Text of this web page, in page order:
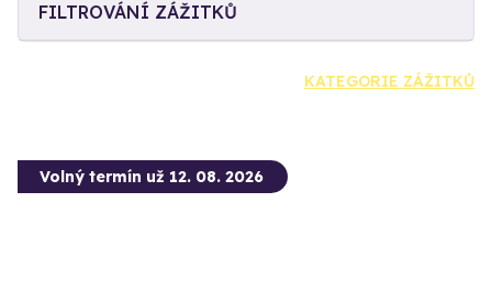
FILTROVÁNÍ ZÁŽITKŮ
KATEGORIE ZÁŽITKŮ
Volný termín už 12. 08. 2026